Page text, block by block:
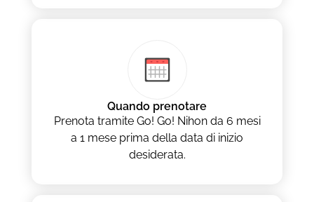
Quando prenotare
Prenota tramite Go! Go! Nihon da 6 mesi
a 1 mese prima della data di inizio
desiderata.